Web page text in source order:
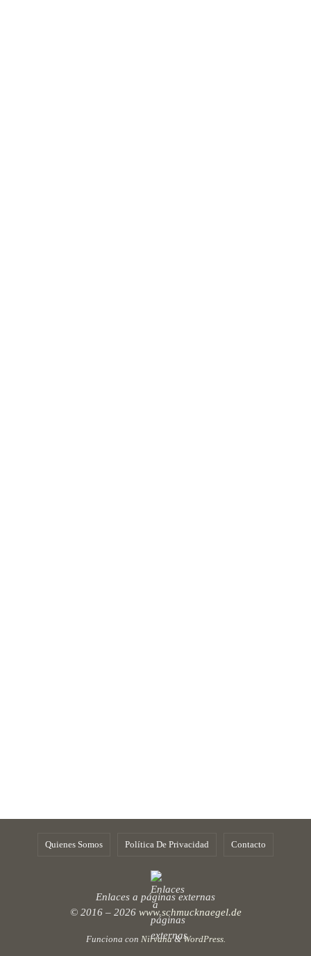
Quienes Somos Política De Privacidad Contacto
Enlaces a páginas externas
© 2016 – 2026 www.schmucknaegel.de
Funciona con Nirvana&WordPress.